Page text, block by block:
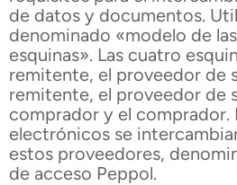
de datos y documentos.
denominado «modelo de
esquinas». Las cuatro
remitente, el proveedor de
remitente, el proveedor de
comprador y el comprador.
electrónicos se
estos proveedores,
de acceso Peppol.